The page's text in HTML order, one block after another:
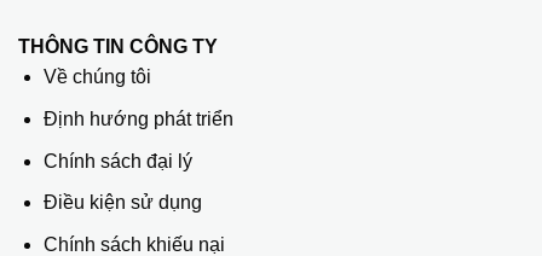
THÔNG TIN CÔNG TY
Về chúng tôi
Định hướng phát triển
Chính sách đại lý
Điều kiện sử dụng
Chính sách khiếu nại